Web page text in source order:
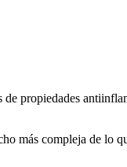
propiedades
más compleja de lo